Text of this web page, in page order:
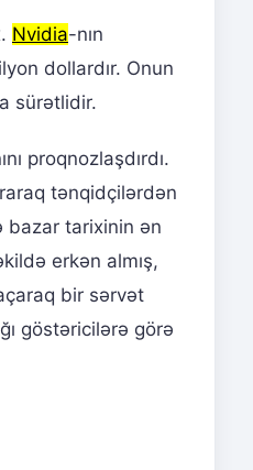
Nvidia-nın
dollardır. Onun
sürətlidir.
proqnozlaşdırdı.
tənqidçilərdən
bazar tarixinin ən
erkən almış,
bir sərvət
göstəricilərə görə